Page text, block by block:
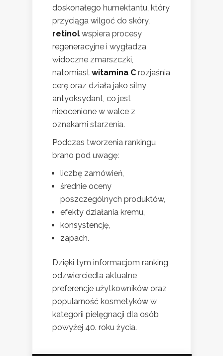
doskonałego humektantu, który
przyciąga wilgoć do skóry,
retinol wspiera procesy
regeneracyjne i wygładza
widoczne zmarszczki,
natomiast witamina C rozjaśnia
cerę oraz działa jako silny
antyoksydant, co jest
nieocenione w walce z
oznakami starzenia.
Podczas tworzenia rankingu
brano pod uwagę:
liczbę zamówień,
średnie oceny
poszczególnych produktów,
efekty działania kremu,
konsystencję,
zapach.
Dzięki tym informacjom ranking
odzwierciedla aktualne
preferencje użytkowników oraz
popularność kosmetyków w
kategorii pielęgnacji dla osób
powyżej 40. roku życia.